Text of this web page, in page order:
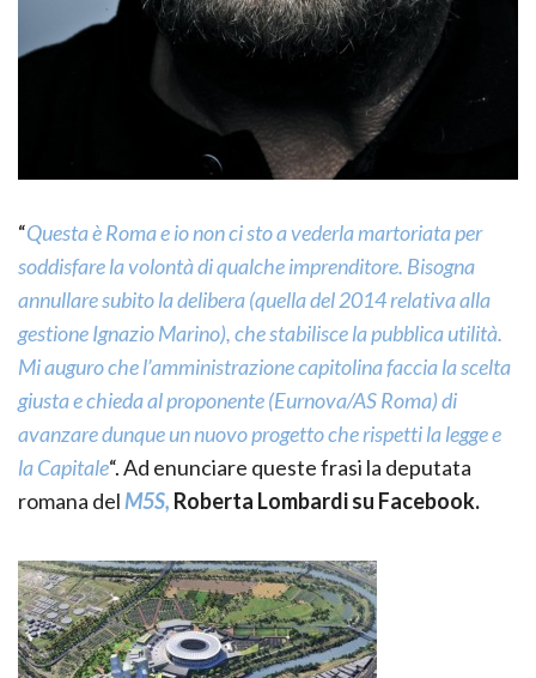
“Questa è Roma e io non ci sto a vederla martoriata per
soddisfare la volontà di qualche imprenditore. Bisogna
annullare subito la delibera (quella del 2014 relativa alla
gestione Ignazio Marino), che stabilisce la pubblica utilità.
Mi auguro che l’amministrazione capitolina faccia la scelta
giusta e chieda al proponente (Eurnova/AS Roma) di
avanzare dunque un nuovo progetto che rispetti la legge e
la Capitale“. Ad enunciare queste frasi la deputata
romana delM5S, Roberta Lombardi su Facebook.